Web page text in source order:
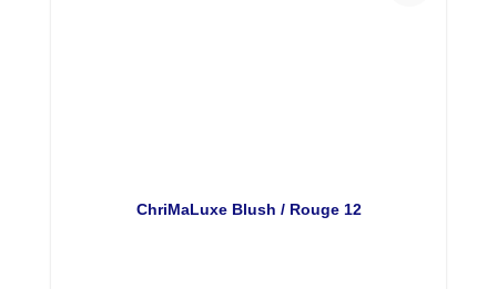
ChriMaLuxe Blush / Rouge 12